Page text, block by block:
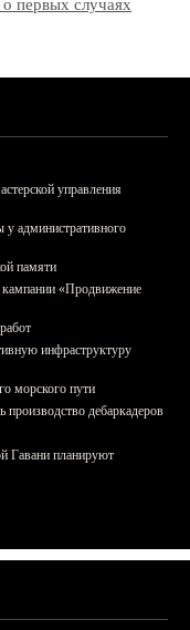
первых случаях
управления
у административного
памяти
кампании «Продвижение
инфраструктуру
морского пути
производство дебаркадеров
Гавани планируют